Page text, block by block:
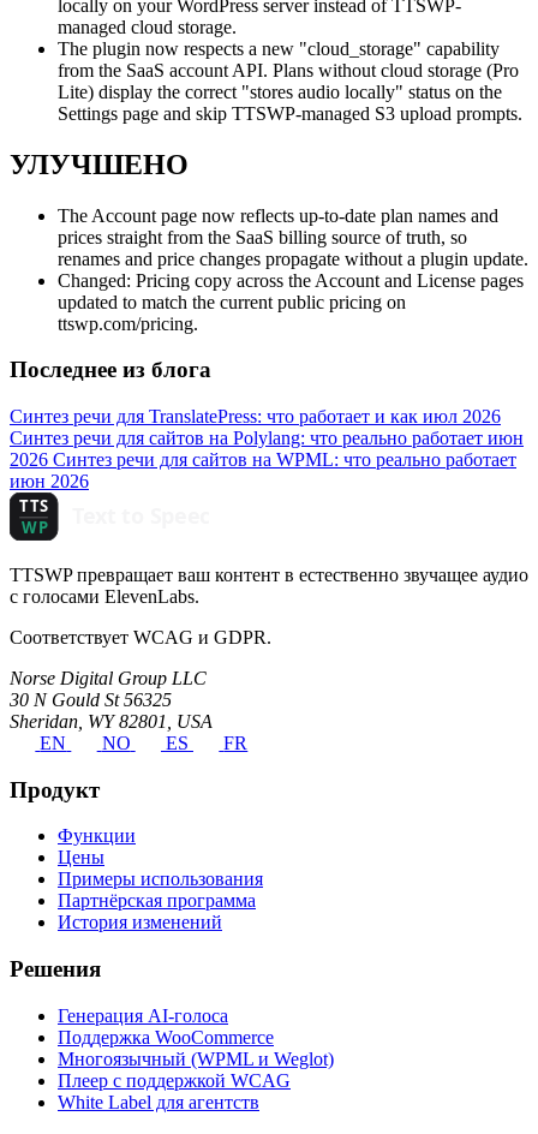
locally on your WordPress server instead of TTSWP-
managed cloud storage.
The plugin now respects a new "cloud_storage" capability
from the SaaS account API. Plans without cloud storage (Pro
Lite) display the correct "stores audio locally" status on the
Settings page and skip TTSWP-managed S3 upload prompts.
УЛУЧШЕНО
The Account page now reflects up-to-date plan names and
prices straight from the SaaS billing source of truth, so
renames and price changes propagate without a plugin update.
Changed: Pricing copy across the Account and License pages
updated to match the current public pricing on
ttswp.com/pricing.
Последнее из блога
Синтез речи для TranslatePress: что работает и как июл 2026
Синтез речи для сайтов на Polylang: что реально работает июн
2026 Синтез речи для сайтов на WPML: что реально работает
июн 2026
TTSWP превращает ваш контент в естественно звучащее аудио
с голосами ElevenLabs.
Соответствует WCAG и GDPR.
Norse Digital Group LLC
30 N Gould St 56325
Sheridan, WY 82801, USA
EN
NO ES FR
Продукт
Функции
Цены
Примеры использования
Партнёрская программа
История изменений
Решения
Генерация AI-голоса
Поддержка WooCommerce
Многоязычный (WPML и Weglot)
Плеер с поддержкой WCAG
White Label для агентств